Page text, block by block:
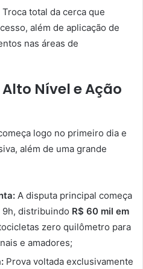
Troca total da cerca que
além de aplicação de
nas áreas de
Nível e Ação
logo no primeiro dia e
além de uma grande
A disputa principal começa
9h, distribuindo R$ 60 mil em
zero quilômetro para
e amadores;
Prova voltada exclusivamente